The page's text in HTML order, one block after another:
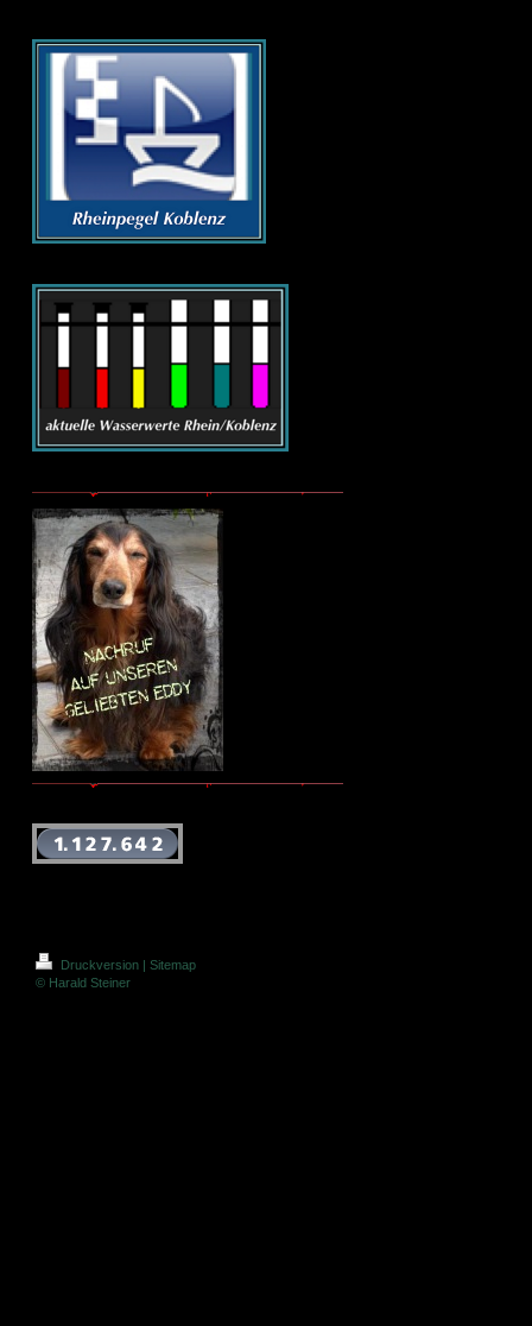
Druckversion | Sitemap
© Harald Steiner